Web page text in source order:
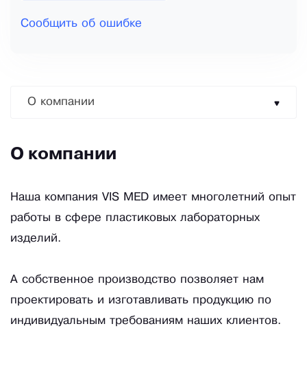
Сообщить об ошибке
О компании
О компании
Наша компания VIS MED имеет многолетний опыт
работы в сфере пластиковых лабораторных
изделий.
А собственное производство позволяет нам
проектировать и изготавливать продукцию по
индивидуальным требованиям наших клиентов.